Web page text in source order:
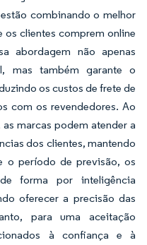
combinando o melhor
clientes comprem online
abordagem não apenas
mas também garante o
os custos de frete de
com os revendedores. Ao
marcas podem atender a
dos clientes, mantendo
o período de previsão, os
forma por inteligência
oferecer a precisão das
para uma aceitação
à confiança e à